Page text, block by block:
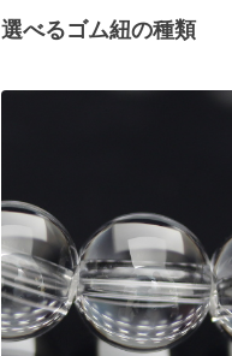
選べるゴム紐の種類